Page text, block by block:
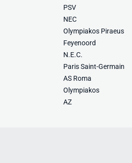
PSV
NEC
Olympiakos Piraeus
Feyenoord
N.E.C.
Paris Saint-Germain
AS Roma
Olympiakos
AZ